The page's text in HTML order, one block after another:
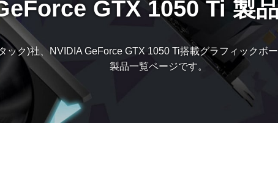
GTX 1050 Ti 製
ック)社、NVIDIA GeForce GTX 1050 Ti搭載グラフィックボ
製品一覧ページです。